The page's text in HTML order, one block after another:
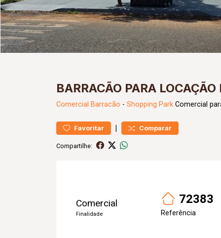
BARRACÃO PARA
Comercial Barracão - Shopping Park Comercial
Favoritar | Comparar
Compartilhe:
Comercial
Finalidade
72383
Referência